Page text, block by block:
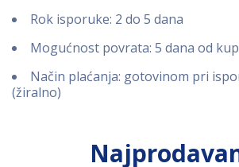
Rok isporuke: 2 do 5 dana
Mogućnost povrata: 5 dana od
Način plaćanja: gotovinom pri
(žiralno)